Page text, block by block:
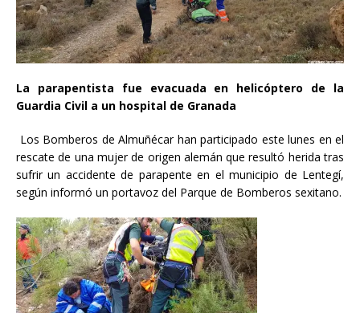
La parapentista fue evacuada en helicóptero de la
Guardia Civil a un hospital de Granada
Los Bomberos de Almuñécar han participado este lunes en el
rescate de una mujer de origen alemán que resultó herida tras
sufrir un accidente de parapente en el municipio de Lentegí,
según informó un portavoz del Parque de Bomberos sexitano.